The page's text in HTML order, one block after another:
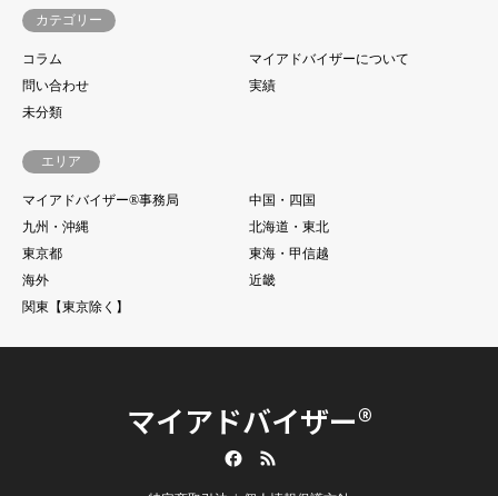
カテゴリー
コラム
マイアドバイザーについて
問い合わせ
実績
未分類
エリア
マイアドバイザー®事務局
中国・四国
九州・沖縄
北海道・東北
東京都
東海・甲信越
海外
近畿
関東【東京除く】
マイアドバイザー®